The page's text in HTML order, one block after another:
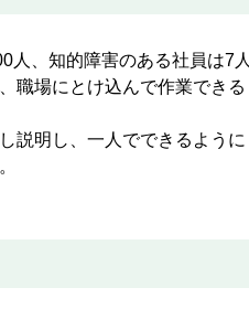
、知的障害のある社員は7人
職場にとけ込んで作業できる
説明し、一人でできるように